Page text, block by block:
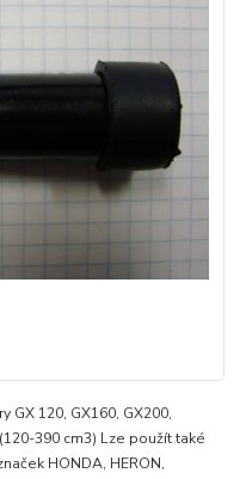
120, GX160, GX200,
390 cm3) Lze použít také
HONDA, HERON,